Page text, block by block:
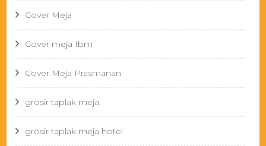
Cover Meja
Cover meja Ibm
Cover Meja Prasmanan
grosir taplak meja
grosir taplak meja hotel